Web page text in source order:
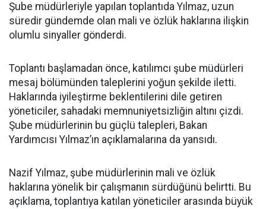
Şube müdürleriyle yapılan toplantıda Yılmaz, uzun
süredir gündemde olan mali ve özlük haklarına ilişkin
olumlu sinyaller gönderdi.
Toplantı başlamadan önce, katılımcı şube müdürleri
mesaj bölümünden taleplerini yoğun şekilde iletti.
Haklarında iyileştirme beklentilerini dile getiren
yöneticiler, sahadaki memnuniyetsizliğin altını çizdi.
Şube müdürlerinin bu güçlü talepleri, Bakan
Yardımcısı Yılmaz’ın açıklamalarına da yansıdı.
Nazif Yılmaz, şube müdürlerinin mali ve özlük
haklarına yönelik bir çalışmanın sürdüğünü belirtti. Bu
açıklama, toplantıya katılan yöneticiler arasında büyük